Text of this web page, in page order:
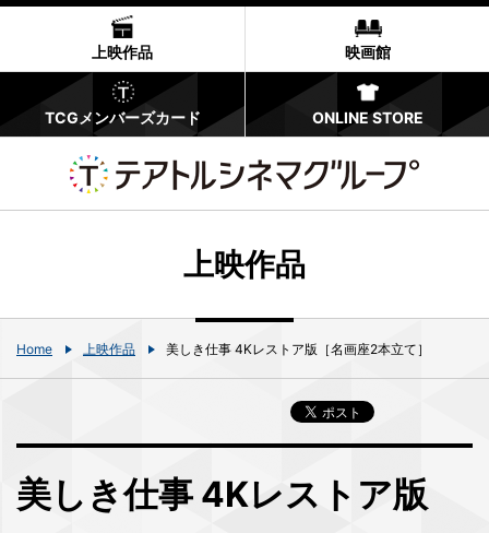
上映作品 映画館
TCGメンバーズカード ONLINE STORE
上映作品
Home 上映作品 美しき仕事 4Kレストア版［名画座2本立て］
美しき仕事 4Kレストア版